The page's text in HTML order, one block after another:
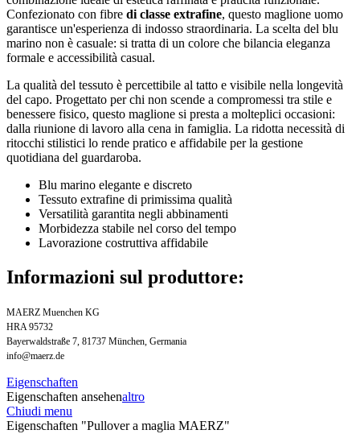
Confezionato con fibre di classe extrafine, questo maglione uomo
garantisce un'esperienza di indosso straordinaria. La scelta del blu
marino non è casuale: si tratta di un colore che bilancia eleganza
formale e accessibilità casual.
La qualità del tessuto è percettibile al tatto e visibile nella longevità
del capo. Progettato per chi non scende a compromessi tra stile e
benessere fisico, questo maglione si presta a molteplici occasioni:
dalla riunione di lavoro alla cena in famiglia. La ridotta necessità di
ritocchi stilistici lo rende pratico e affidabile per la gestione
quotidiana del guardaroba.
Blu marino elegante e discreto
Tessuto extrafine di primissima qualità
Versatilità garantita negli abbinamenti
Morbidezza stabile nel corso del tempo
Lavorazione costruttiva affidabile
Informazioni sul produttore:
MAERZ Muenchen KG
HRA 95732
Bayerwaldstraße 7, 81737 München, Germania
info@maerz.de
Eigenschaften
Eigenschaften ansehenaltro
Chiudi menu
Eigenschaften "Pullover a maglia MAERZ"